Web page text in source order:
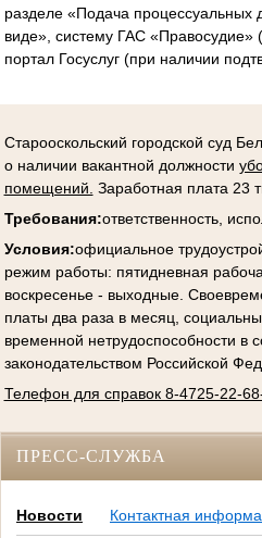
разделе «Подача процессуальных
виде», систему ГАС
портал Госуслуг (при наличии
Старооскольский городской суд
о наличии вакантной должности
помещений. Заработная плата 23
Требования:ответственность,
Условия:официальное
режим работы: пятидневная
воскресенье - выходные.
платы два раза в месяц,
временной нетрудоспособности в
законодательством Российской
Телефон для справок 8-4725-22-
ПРЕСС-СЛУЖБА
Новости Контактная